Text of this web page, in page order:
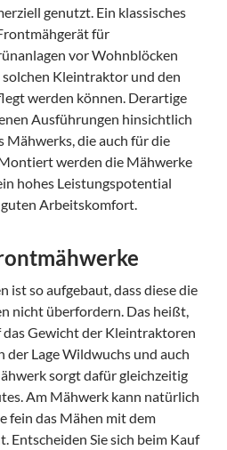
genutzt. Ein klassisches
für
vor Wohnblöcken
solchen Kleintraktor und den
werden können. Derartige
Ausführungen hinsichtlich
die auch für die
werden die Mähwerke
hohes Leistungspotential
Arbeitskomfort.
so aufgebaut, dass diese die
nicht überfordern. Das heißt,
Gewicht der Kleintraktoren
Lage Wildwuchs und auch
sorgt dafür gleichzeitig
Am Mähwerk kann natürlich
fein das Mähen mit dem
Sie sich beim Kauf